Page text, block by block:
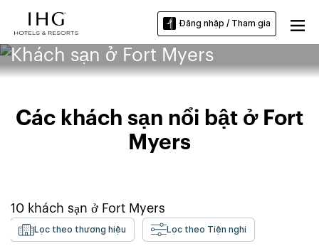
Đăng nhập / Tham gia
Khách sạn ở Fort Myers
Các khách sạn nổi bật ở Fort
Myers
10 khách sạn ở Fort Myers
Lọc theo thương hiệu Lọc theo Tiện nghi